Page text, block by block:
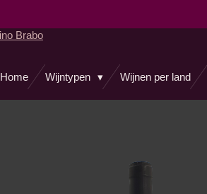
Home Wijntypen Wijnen per land